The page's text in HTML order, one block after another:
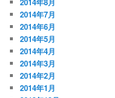
2014年7月
2014年6月
2014年5月
2014年4月
2014年3月
2014年2月
2014年1月